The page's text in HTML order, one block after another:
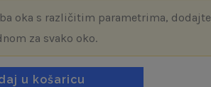
oka s različitim parametrima, dodajte
za svako oko.
u košaricu